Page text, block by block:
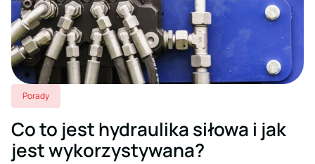
Porady
Co to jest hydraulika siłowa i jak
jest wykorzystywana?